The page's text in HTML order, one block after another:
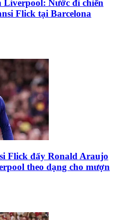
Liverpool: Nước đi chiến
Flick tại Barcelona
Flick đẩy Ronald Araujo
theo dạng cho mượn